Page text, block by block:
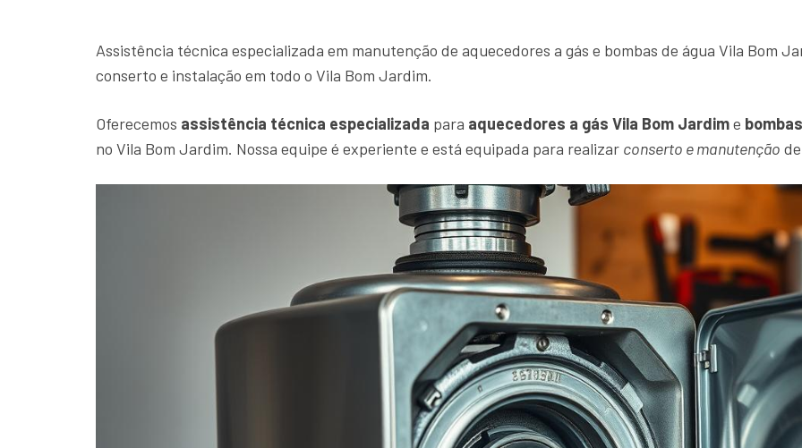
Assistência técnica especializada em manutenção de aquecedores a gás e bombas de água Vila Bom
conserto e instalação em todo o Vila Bom Jardim.
Oferecemos assistência técnica especializada para aquecedores a gás Vila Bom Jardime
no Vila Bom Jardim. Nossa equipe é experiente e está equipada para realizar conserto e manutenção